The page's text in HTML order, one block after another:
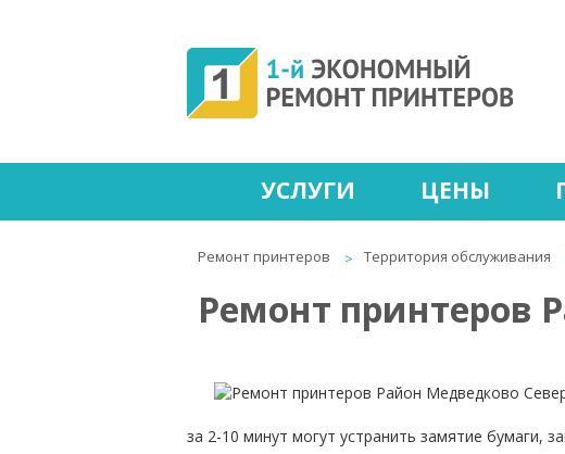
УСЛУГИ ЦЕНЫ
Ремонт принтеров Территория обслуживания
Ремонт принтеров
за 2-10 минут могут устранить замятие бумаги,